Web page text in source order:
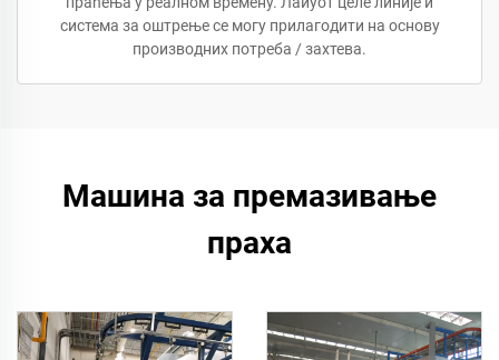
система за оштрење се могу прилагодити на основу
производних потреба / захтева.
Машина за премазивање
праха